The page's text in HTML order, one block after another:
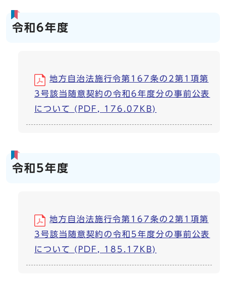
令和6年度
地方自治法施行令第167条の2第1項第
3号該当随意契約の令和6年度分の事前公表
について (PDF, 176.07KB)
令和5年度
地方自治法施行令第167条の2第1項第
3号該当随意契約の令和5年度分の事前公表
について (PDF, 185.17KB)